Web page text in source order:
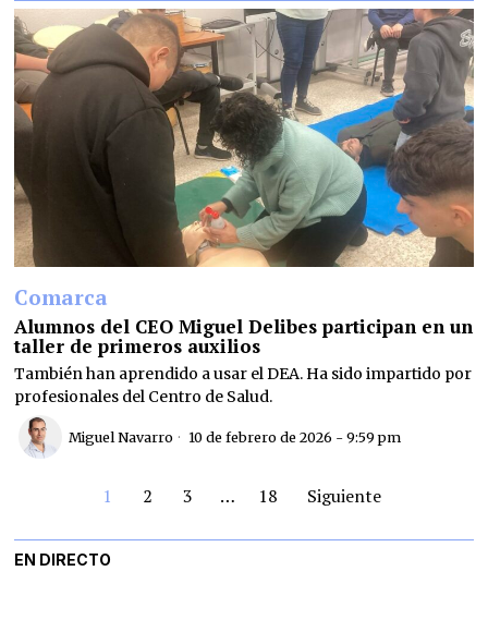
Comarca
Alumnos del CEO Miguel Delibes participan en un
taller de primeros auxilios
También han aprendido a usar el DEA. Ha sido impartido por
profesionales del Centro de Salud.
Miguel Navarro 10 de febrero de 2026 - 9:59 pm
1 2 3 … 18 Siguiente
EN DIRECTO